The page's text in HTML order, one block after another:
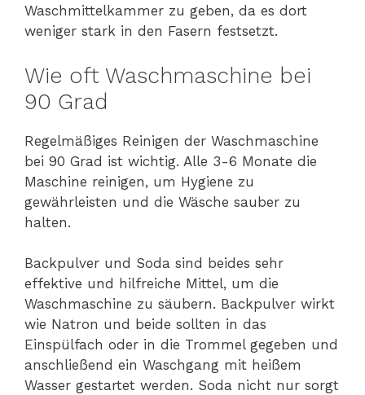
Waschmittelkammer zu geben, da es dort
weniger stark in den Fasern festsetzt.
Wie oft Waschmaschine bei
90 Grad
Regelmäßiges Reinigen der Waschmaschine
bei 90 Grad ist wichtig. Alle 3-6 Monate die
Maschine reinigen, um Hygiene zu
gewährleisten und die Wäsche sauber zu
halten.
Backpulver und Soda sind beides sehr
effektive und hilfreiche Mittel, um die
Waschmaschine zu säubern. Backpulver wirkt
wie Natron und beide sollten in das
Einspülfach oder in die Trommel gegeben und
anschließend ein Waschgang mit heißem
Wasser gestartet werden. Soda nicht nur sorgt